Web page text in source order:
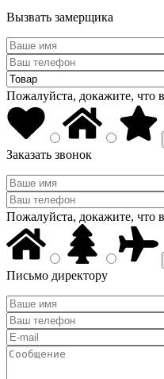
Вызвать замерщика
Пожалуйста, докажите, что
Заказать звонок
Пожалуйста, докажите, что
Письмо директору